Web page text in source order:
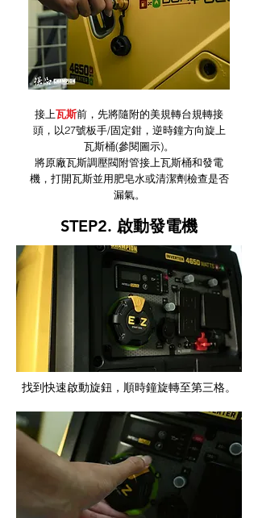
接上瓦斯前，先將隨附的美規轉台規轉接
頭，以27號板手/固定鉗，逆時鐘方向旋上
瓦斯桶(參閱圖示)。
將原廠瓦斯調壓閥附管接上瓦斯桶和發電
機，打開瓦斯並用肥皂水或清潔劑檢查是否
漏氣。
STEP2. 啟動發電機
找到快速啟動旋鈕，順時鐘旋轉至第三格。